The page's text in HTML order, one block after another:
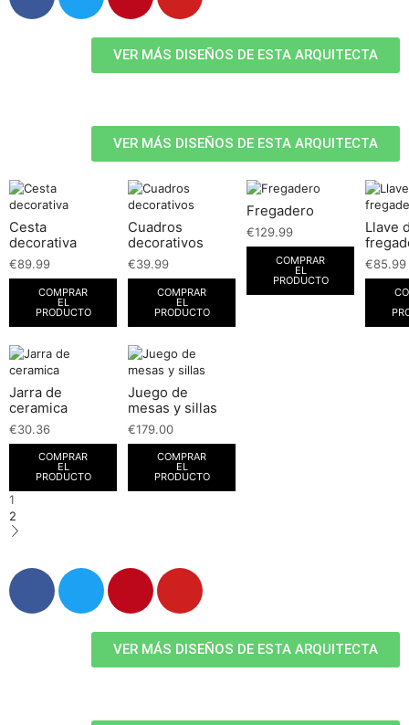
VER MÁS DISEÑOS DE ESTA ARQUITECTA
VER MÁS DISEÑOS DE ESTA ARQUITECTA
Cesta
decorativa
€89.99
COMPRAR
EL
PRODUCTO
Cuadros
decorativos
€39.99
COMPRAR
EL
PRODUCTO
Fregadero
€129.99
COMPRAR
EL
PRODUCTO
Llave
€85.99
Jarra de
ceramica
€30.36
COMPRAR
EL
PRODUCTO
Juego de
mesas y sillas
€179.00
COMPRAR
EL
PRODUCTO
1
2
VER MÁS DISEÑOS DE ESTA ARQUITECTA